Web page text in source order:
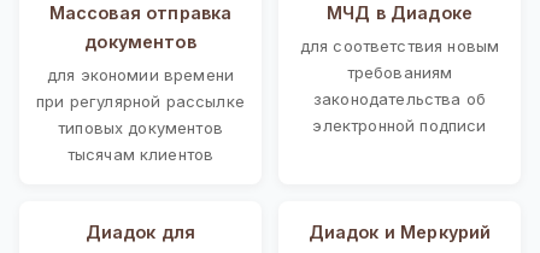
Массовая отправка
документов
для экономии времени
при регулярной рассылке
типовых документов
тысячам клиентов
МЧД в Диадоке
для соответствия новым
требованиям
законодательства об
электронной подписи
Диадок для
Диадок и Меркурий